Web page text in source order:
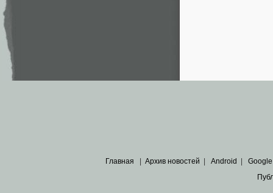
Главная Архив новостей Android Google